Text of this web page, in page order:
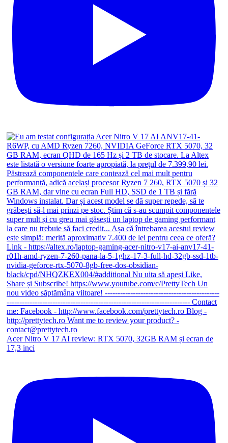
Acer Nitro V 17 AI review: RTX 5070, 32GB RAM și ecran de
17,3 inci